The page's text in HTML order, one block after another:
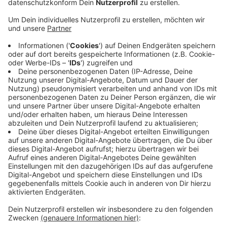
Anzeige
Der Ehrenamtspreis der Leichtathletik geht in diesem
Jahr an Franz-Josef-Sträter. Er trainiert seit über 15
Jahren Top-Athleten bei SuS Olfen und formte sie zu
nationalen Medaillengewinnern.
Der Ehrenamtspreis des Deutschen Fußballbundes
geht an den Vorsitzenden von Adler Buldern, Andreas
Albring.
Im Bereich Jugend und Schiedsrichter geht der Preis
an Jannik Weise. Er ist stellvertretender Jugendleiter
des VfL Billerbeck.